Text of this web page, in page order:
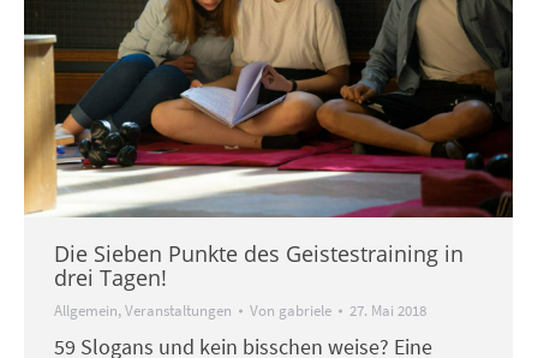
Die Sieben Punkte des Geistestraining in
drei Tagen!
Allgemein,Veranstaltungen Von gabriele 27. Mai 2018
59 Slogans und kein bisschen weise? Eine